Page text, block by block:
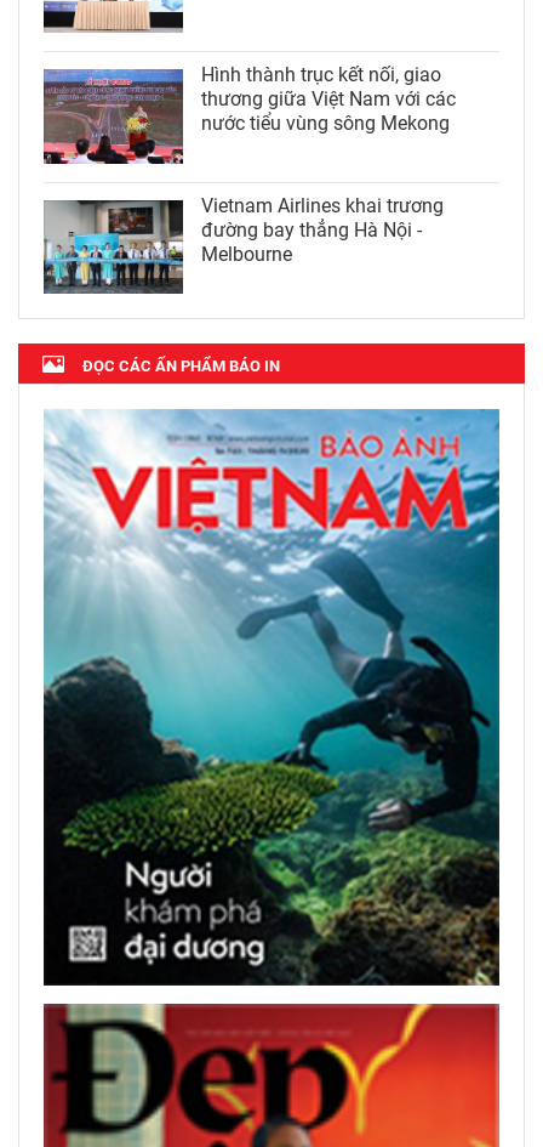
Hình thành trục kết nối, giao
thương giữa Việt Nam với các
nước tiểu vùng sông Mekong
Vietnam Airlines khai trương
đường bay thẳng Hà Nội -
Melbourne
ĐỌC CÁC ẤN PHẨM BÁO IN